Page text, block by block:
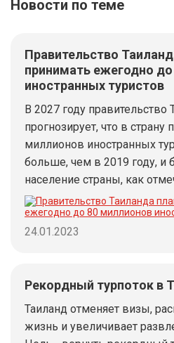
Новости по теме
Правительство
принимать ежегодно
иностранных туристов
В 2027 году правительство
прогнозирует, что в страну
миллионов иностранных
больше, чем в 2019 году, и
население страны, как
24.01.2023
Рекордный турпоток в
Таиланд отменяет визы,
жизнь и увеличивает